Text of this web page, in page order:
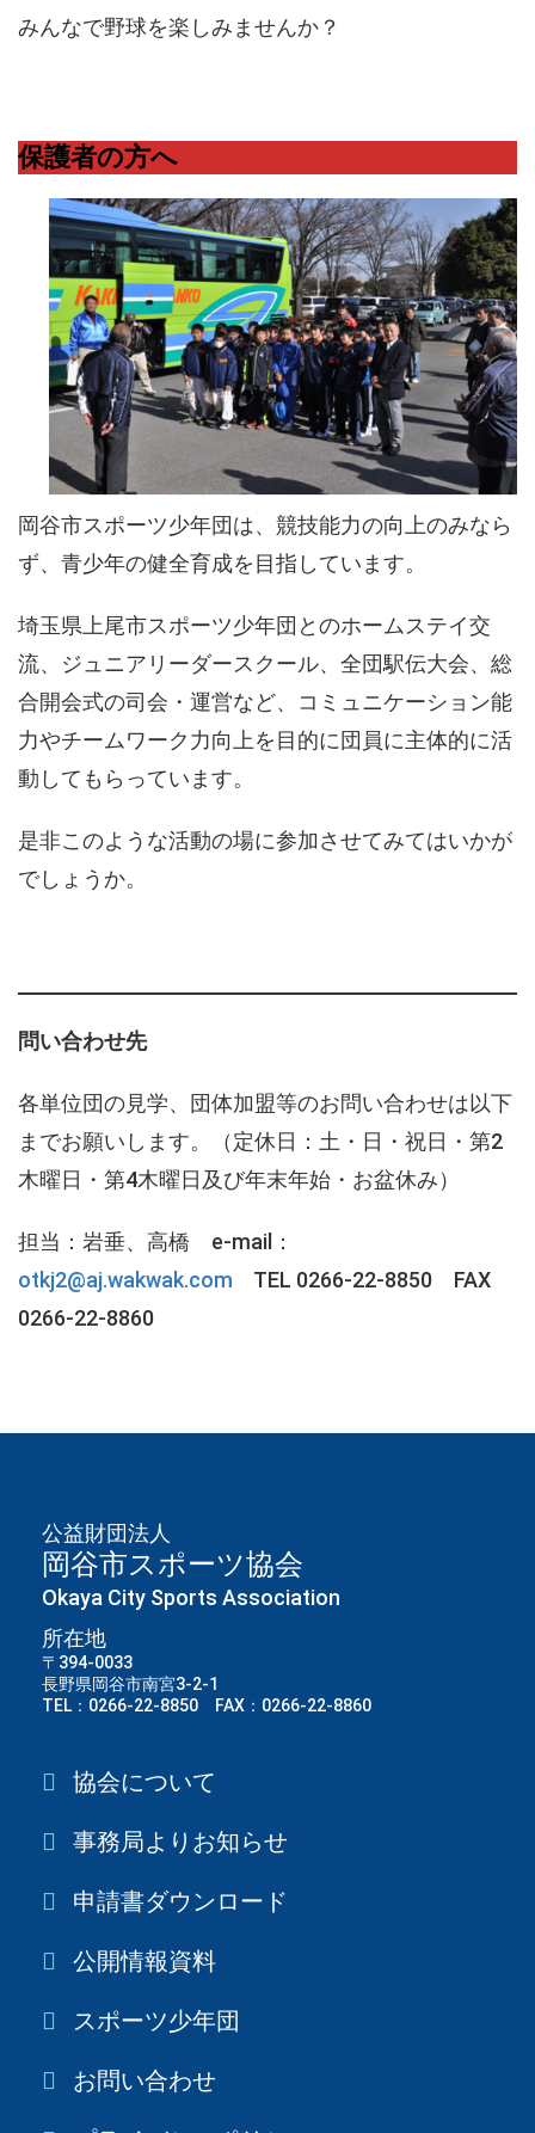
みんなで野球を楽しみませんか？
保護者の方へ
岡谷市スポーツ少年団は、競技能力の向上のみなら
ず、青少年の健全育成を目指しています。
埼玉県上尾市スポーツ少年団とのホームステイ交
流、ジュニアリーダースクール、全団駅伝大会、総
合開会式の司会・運営など、コミュニケーション能
力やチームワーク力向上を目的に団員に主体的に活
動してもらっています。
是非このような活動の場に参加させてみてはいかが
でしょうか。
問い合わせ先
各単位団の見学、団体加盟等のお問い合わせは以下
までお願いします。（定休日：土・日・祝日・第2
木曜日・第4木曜日及び年末年始・お盆休み）
担当：岩垂、高橋 e-mail：
otkj2@aj.wakwak.com TEL 0266-22-8850 FAX
0266-22-8860
公益財団法人
岡谷市スポーツ協会
Okaya City Sports Association
所在地
〒394-0033
長野県岡谷市南宮3-2-1
TEL：0266-22-8850 FAX：0266-22-8860
協会について
事務局よりお知らせ
申請書ダウンロード
公開情報資料
スポーツ少年団
お問い合わせ